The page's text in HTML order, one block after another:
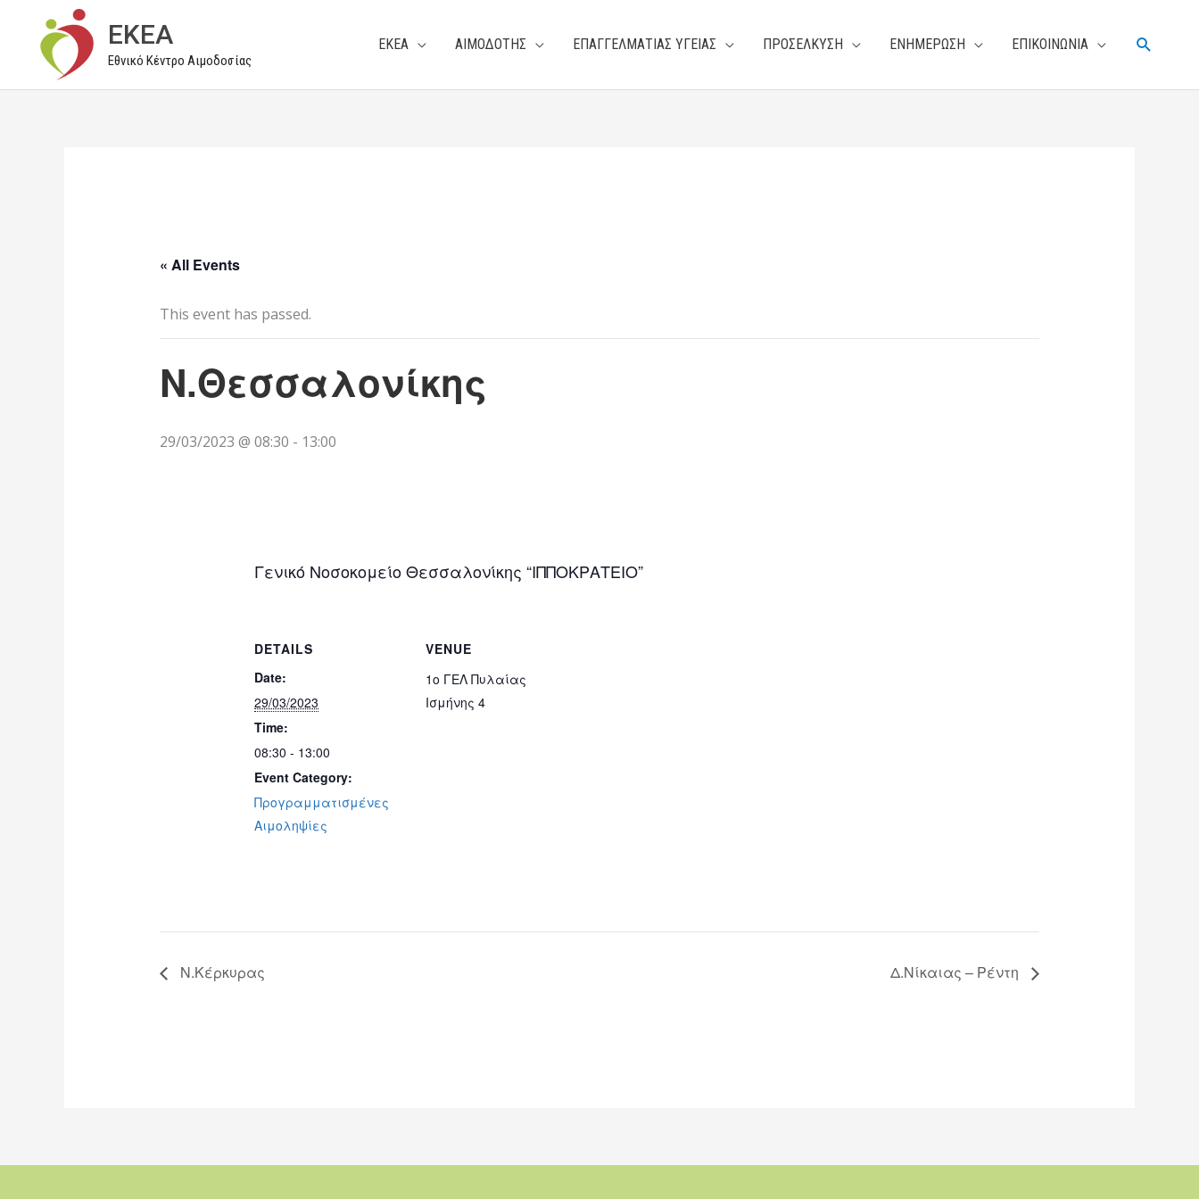
περιεχόμενο
EKEA
Εθνικό Κέντρο Αιμοδοσίας
ΕΚΕΑ ΑΙΜΟΔΟΤΗΣ ΕΠΑΓΓΕΛΜΑΤΙΑΣ ΥΓΕΙΑΣ ΠΡΟΣΕΛΚΥΣΗ ΕΝΗΜΕΡΩΣΗ ΕΠΙΚΟΙΝΩΝΙΑ
« All Events
This event has passed.
Ν.Θεσσαλονίκης
29/03/2023 @ 08:30 - 13:00
Γενικό Νοσοκομείο Θεσσαλονίκης “ΙΠΠΟΚΡΑΤΕΙΟ”
DETAILS
Date:
29/03/2023
Time:
08:30 - 13:00
Event Category:
Προγραμματισμένες
Αιμοληψίες
VENUE
1ο ΓΕΛ Πυλαίας
Ισμήνης 4
Ν.Κέρκυρας Δ.Νίκαιας – Ρέντη